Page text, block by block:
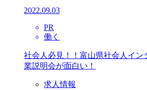
2022.09.03
PR
働く
社会人必見！！富山県社会人イン
業説明会が面白い！
求人情報